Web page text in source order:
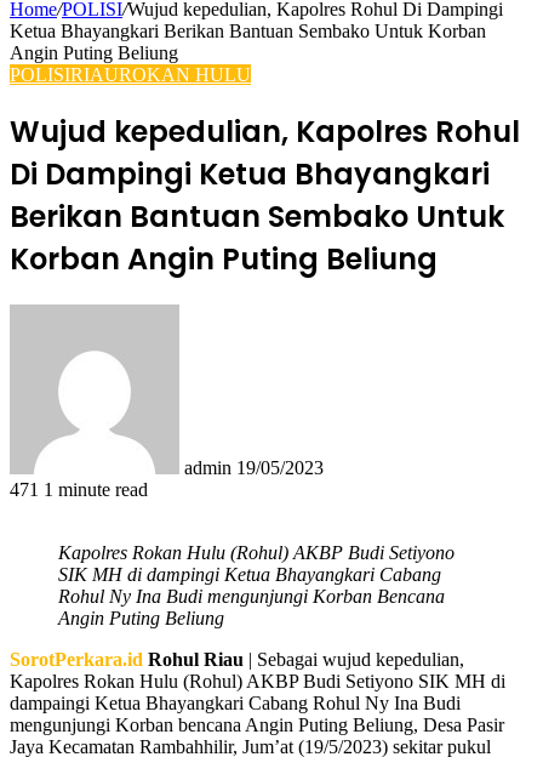
Home/POLISI/Wujud kepedulian, Kapolres Rohul Di Dampingi
Ketua Bhayangkari Berikan Bantuan Sembako Untuk Korban
Angin Puting Beliung
POLISIRIAUROKAN HULU
Wujud kepedulian, Kapolres Rohul
Di Dampingi Ketua Bhayangkari
Berikan Bantuan Sembako Untuk
Korban Angin Puting Beliung
admin 19/05/2023
471 1 minute read
Kapolres Rokan Hulu (Rohul) AKBP Budi Setiyono
SIK MH di dampingi Ketua Bhayangkari Cabang
Rohul Ny Ina Budi mengunjungi Korban Bencana
Angin Puting Beliung
SorotPerkara.id Rohul Riau | Sebagai wujud kepedulian,
Kapolres Rokan Hulu (Rohul) AKBP Budi Setiyono SIK MH di
dampaingi Ketua Bhayangkari Cabang Rohul Ny Ina Budi
mengunjungi Korban bencana Angin Puting Beliung, Desa Pasir
Jaya Kecamatan Rambahhilir, Jum’at (19/5/2023) sekitar pukul